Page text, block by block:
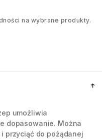
na wybrane produkty.
umożliwia
dopasowanie. Można
przyciąć do pożądanej